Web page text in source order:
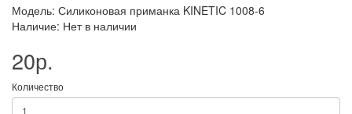
Модель: Силиконовая приманка KINETIC 1008-6
Наличие: Нет в наличии
20р.
Количество